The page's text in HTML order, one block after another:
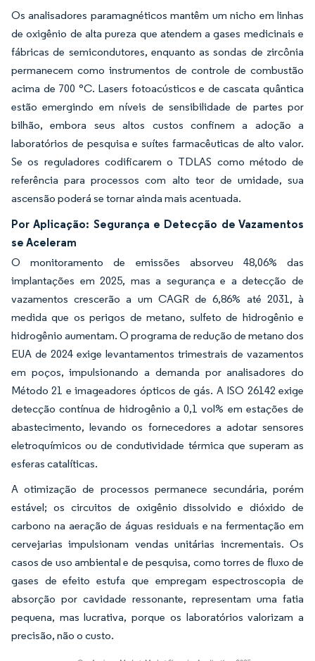
Os analisadores paramagnéticos mantêm um nicho em linhas
de oxigênio de alta pureza que atendem a gases medicinais e
fábricas de semicondutores, enquanto as sondas de zircônia
permanecem como instrumentos de controle de combustão
acima de 700 °C. Lasers fotoacústicos e de cascata quântica
estão emergindo em níveis de sensibilidade de partes por
bilhão, embora seus altos custos confinem a adoção a
laboratórios de pesquisa e suítes farmacêuticas de alto valor.
Se os reguladores codificarem o TDLAS como método de
referência para processos com alto teor de umidade, sua
ascensão poderá se tornar ainda mais acentuada.
Por Aplicação: Segurança e Detecção de Vazamentos
se Aceleram
O monitoramento de emissões absorveu 48,06% das
implantações em 2025, mas a segurança e a detecção de
vazamentos crescerão a um CAGR de 6,86% até 2031, à
medida que os perigos de metano, sulfeto de hidrogênio e
hidrogênio aumentam. O programa de redução de metano dos
EUA de 2024 exige levantamentos trimestrais de vazamentos
em poços, impulsionando a demanda por analisadores do
Método 21 e imageadores ópticos de gás. A ISO 26142 exige
detecção contínua de hidrogênio a 0,1 vol% em estações de
abastecimento, levando os fornecedores a adotar sensores
eletroquímicos ou de condutividade térmica que superam as
esferas catalíticas.
A otimização de processos permanece secundária, porém
estável; os circuitos de oxigênio dissolvido e dióxido de
carbono na aeração de águas residuais e na fermentação em
cervejarias impulsionam vendas unitárias incrementais. Os
casos de uso ambiental e de pesquisa, como torres de fluxo de
gases de efeito estufa que empregam espectroscopia de
absorção por cavidade ressonante, representam uma fatia
pequena, mas lucrativa, porque os laboratórios valorizam a
precisão, não o custo.